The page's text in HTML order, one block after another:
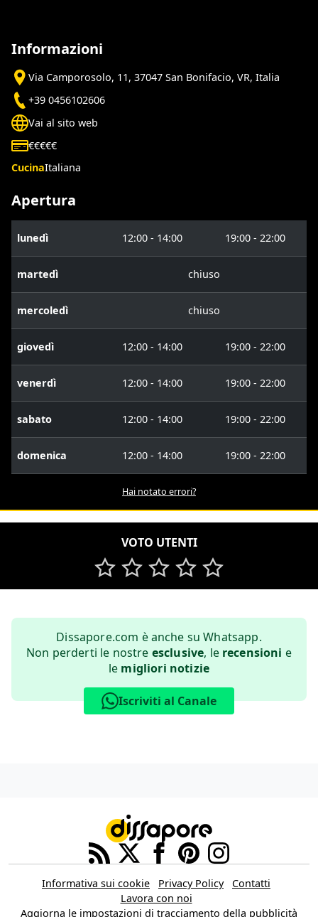
Informazioni
Via Camporosolo, 11, 37047 San Bonifacio, VR, Italia
+39 0456102606
Vai al sito web
€€€€€
CucinaItaliana
Apertura
lunedì 12:00 - 14:00 19:00 - 22:00
martedì chiuso
mercoledì chiuso
giovedì 12:00 - 14:00 19:00 - 22:00
venerdì 12:00 - 14:00 19:00 - 22:00
sabato 12:00 - 14:00 19:00 - 22:00
domenica 12:00 - 14:00 19:00 - 22:00
Hai notato errori?
VOTO UTENTI
Dissapore.com è anche su Whatsapp.
Non perderti le nostre esclusive, le recensioni e
le migliori notizie
Iscriviti al Canale
Informativa sui cookie Privacy Policy
Contatti
Lavora con noi
Aggiorna le impostazioni di tracciamento della pubblicità